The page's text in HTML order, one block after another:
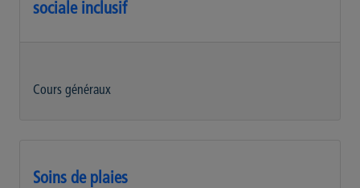
sociale inclusif
Cours généraux
Soins de plaies